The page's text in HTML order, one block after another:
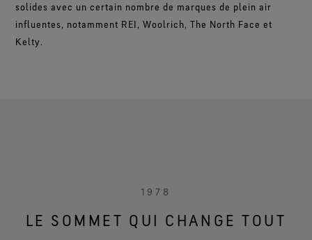
solides avec un certain nombre de marques de plein air
influentes, notamment REI, Woolrich, The North Face et
Kelty.
1978
LE SOMMET QUI CHANGE TOUT